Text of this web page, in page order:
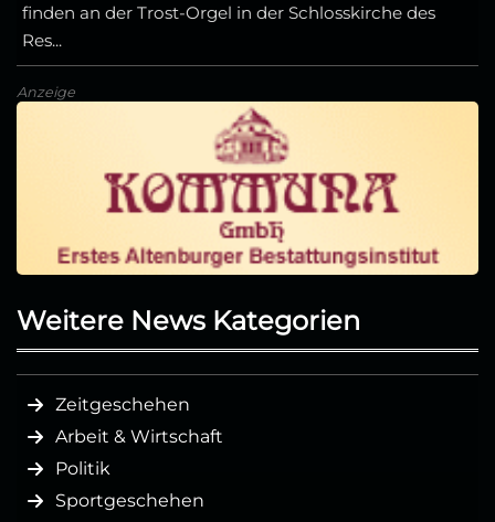
finden an der Trost-Orgel in der Schlosskirche des
Res...
Anzeige
Weitere News Kategorien
Zeitgeschehen
Arbeit & Wirtschaft
Politik
Sportgeschehen